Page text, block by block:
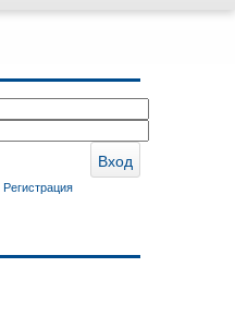
Регистрация